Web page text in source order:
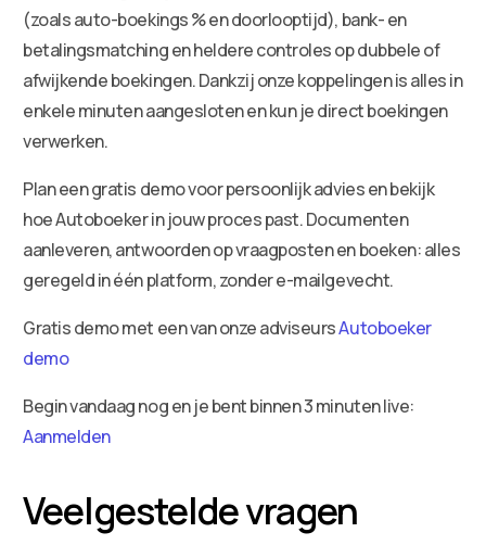
(zoals auto-boekings % en doorlooptijd), bank- en
betalingsmatching en heldere controles op dubbele of
afwijkende boekingen. Dankzij onze koppelingen is alles in
enkele minuten aangesloten en kun je direct boekingen
verwerken.
Plan een gratis demo voor persoonlijk advies en bekijk
hoe Autoboeker in jouw proces past. Documenten
aanleveren, antwoorden op vraagposten en boeken: alles
geregeld in één platform, zonder e-mailgevecht.
Gratis demo met een van onze adviseursAutoboeker
demo
Begin vandaag nog en je bent binnen 3 minuten live:
Aanmelden
Veelgestelde vragen